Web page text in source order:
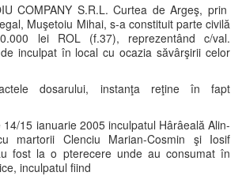
COMPANY S.R.L. Curtea de Argeş, prin
Muşetoiu Mihai, s-a constituit parte civilă
lei ROL (f.37), reprezentând c/val.
inculpat în local cu ocazia săvârşirii celor
dosarului, instanţa reţine în fapt
15 ianuarie 2005 inculpatul Hârâeală Alin-
martorii Clenciu Marian-Cosmin şi Iosif
fost la o pterecere unde au consumat în
inculpatul fiind